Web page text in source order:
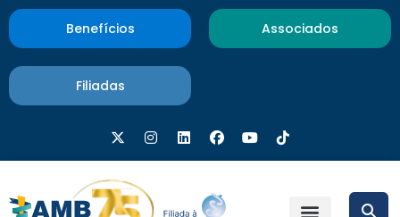
Benefícios Associados
Filiadas